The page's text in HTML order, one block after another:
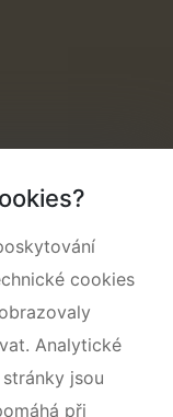
cookies
Analytické
jsou
při